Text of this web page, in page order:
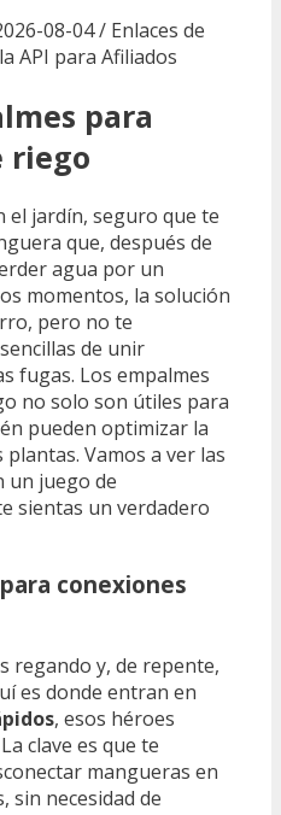
08-04 / Enlaces de
API para Afiliados
para
riego
el jardín, seguro que te
que, después de
agua por un
momentos, la solución
pero no te
de unir
fugas. Los empalmes
no solo son útiles para
pueden optimizar la
Vamos a ver las
un juego de
sientas un verdadero
conexiones
regando y, de repente,
es donde entran en
, esos héroes
clave es que te
mangueras en
sin necesidad de